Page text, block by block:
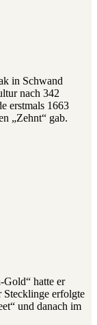
in Schwand
nach 342
erstmals 1663
„Zehnt“ gab.
Gold“ hatte er
Stecklinge erfolgte
und danach im